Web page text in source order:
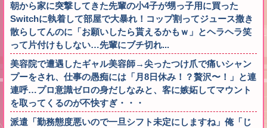
朝から家に突撃してきた先輩の小4子が甥っ子用に買った
Switchに執着して部屋で大暴れ！コップ割ってジュース撒き
散らしてんのに「お願いしたら貰えるかもｗ」とヘラヘラ笑
って片付けもしない…先輩にブチ切れ...
美容院で遭遇したギャル美容師→尖ったつけ爪で痛いシャン
プーをされ、仕事の愚痴には「月8日休み！？贅沢〜！」と連
連呼…プロ意識ゼロの身だしなみと、客に嫉妬してマウント
を取ってくるのが不快すぎ・・・
派遣「勤務態度悪いので一旦シフト未定にしますね」俺「じ